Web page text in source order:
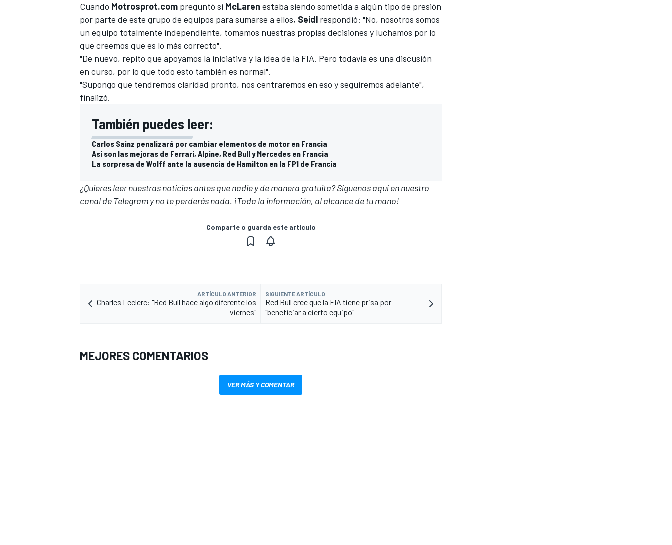
Cuando Motrosprot.com preguntó si McLaren estaba siendo sometida a algún tipo de presión
por parte de este grupo de equipos para sumarse a ellos, Seidl respondió: "No, nosotros somos
un equipo totalmente independiente, tomamos nuestras propias decisiones y luchamos por lo
que creemos que es lo más correcto".
"De nuevo, repito que apoyamos la iniciativa y la idea de la FIA. Pero todavía es una discusión
en curso, por lo que todo esto también es normal".
"Supongo que tendremos claridad pronto, nos centraremos en eso y seguiremos adelante",
finalizó.
También puedes leer:
Carlos Sainz penalizará por cambiar elementos de motor en Francia
Así son las mejoras de Ferrari, Alpine, Red Bull y Mercedes en Francia
La sorpresa de Wolff ante la ausencia de Hamilton en la FP1 de Francia
¿Quieres leer nuestras noticias antes que nadie y de manera gratuita? Síguenosaquí en nuestro
canal de Telegramy no te perderás nada. ¡Toda la información, al alcance de tu mano!
Comparte o guarda este artículo
ARTÍCULO ANTERIOR
Charles Leclerc: "Red Bull hace algo diferente los
viernes"
SIGUIENTE ARTÍCULO
Red Bull cree que la FIA tiene prisa por
"beneficiar a cierto equipo"
MEJORES COMENTARIOS
VER MÁS Y COMENTAR